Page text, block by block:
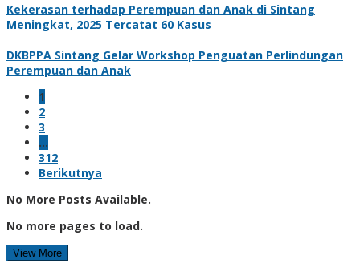
Kekerasan terhadap Perempuan dan Anak di Sintang
Meningkat, 2025 Tercatat 60 Kasus
DKBPPA Sintang Gelar Workshop Penguatan Perlindungan
Perempuan dan Anak
1
2
3
…
312
Berikutnya
No More Posts Available.
No more pages to load.
View More